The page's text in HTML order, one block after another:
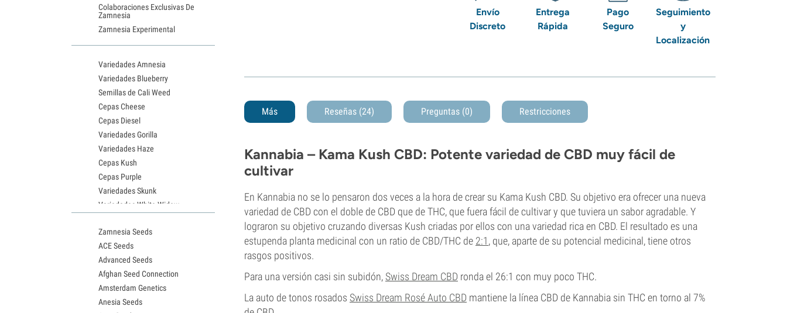
Envío
Discreto
Entrega
Rápida
Pago
Seguro
Seguimiento
y
Localización
Más Reseñas (24) Preguntas (0) Restricciones
Kannabia – Kama Kush CBD: Potente variedad de CBD muy fácil de
cultivar
En Kannabia no se lo pensaron dos veces a la hora de crear su Kama Kush CBD. Su objetivo era ofrecer una nueva
variedad de CBD con el doble de CBD que de THC, que fuera fácil de cultivar y que tuviera un sabor agradable. Y
lograron su objetivo cruzando diversas Kush criadas por ellos con una variedad rica en CBD. El resultado es una
estupenda planta medicinal con un ratio de CBD/THC de 2:1, que, aparte de su potencial medicinal, tiene otros
rasgos positivos.
Para una versión casi sin subidón, Swiss Dream CBD ronda el 26:1 con muy poco THC.
La auto de tonos rosados Swiss Dream Rosé Auto CBD mantiene la línea CBD de Kannabia sin THC en torno al 7%
Colaboraciones Exclusivas De
Zamnesia
Zamnesia Experimental
Variedades Amnesia
Variedades Blueberry
Semillas de Cali Weed
Cepas Cheese
Cepas Diesel
Variedades Gorilla
Variedades Haze
Cepas Kush
Cepas Purple
Variedades Skunk
Variedades White Widow
Semillas de Granddaddy Purple
Semillas de OG Kush
Semillas de Blue Dream
Semillas de Lemon Haze
Semillas de Bruce Banner
Semillas de Gelato
Zamnesia Seeds
ACE Seeds
Advanced Seeds
Afghan Seed Connection
Amsterdam Genetics
Anesia Seeds